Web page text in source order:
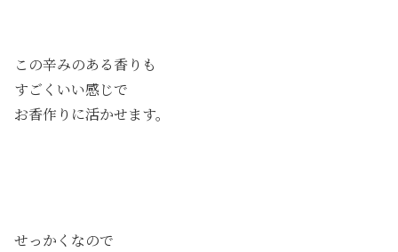
この辛みのある香りも
すごくいい感じで
お香作りに活かせます。
せっかくなので